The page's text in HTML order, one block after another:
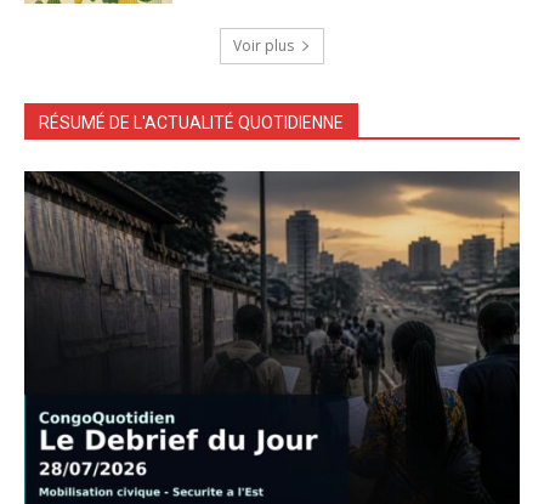
Voir plus
RÉSUMÉ DE L'ACTUALITÉ QUOTIDIENNE